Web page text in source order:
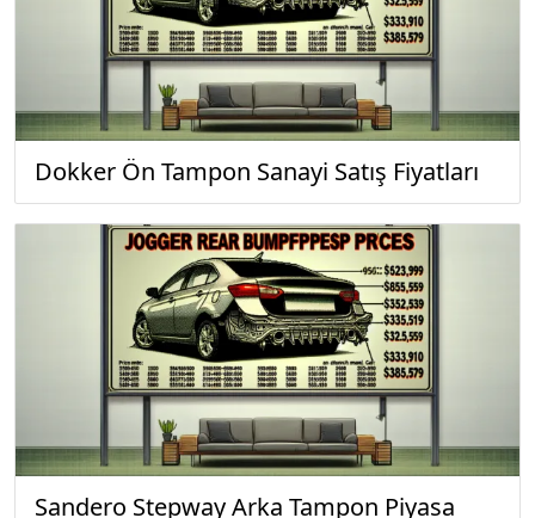
Dokker Ön Tampon Sanayi Satış Fiyatları
Sandero Stepway Arka Tampon Piyasa